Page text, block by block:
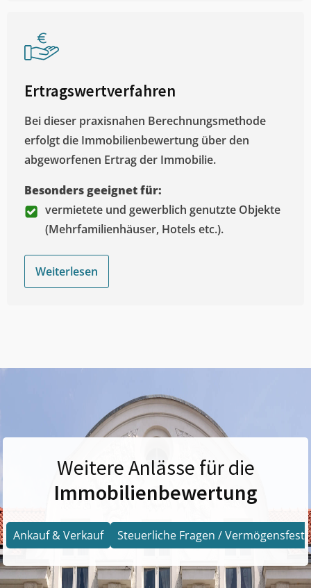
Ertragswertverfahren
Bei dieser praxisnahen Berechnungsmethode
erfolgt die Immobilienbewertung über den
abgeworfenen Ertrag der Immobilie.
Besonders geeignet für:
vermietete und gewerblich genutzte Objekte
(Mehrfamilienhäuser, Hotels etc.).
Weiterlesen
Weitere Anlässe für die
Immobilienbewertung
Ankauf & Verkauf Steuerliche Fragen /